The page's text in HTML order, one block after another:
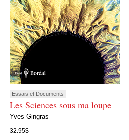
Essais et Documents
Les Sciences sous ma loupe
Yves Gingras
32.95$